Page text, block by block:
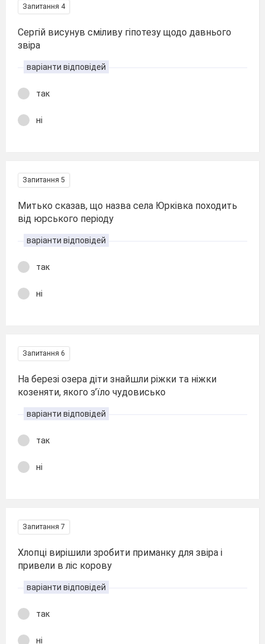
Запитання 4
Сергій висунув сміливу гіпотезу щодо давнього
звіра
варіанти відповідей
так
ні
Запитання 5
Митько сказав, що назва села Юрківка походить
від юрського періоду
варіанти відповідей
так
ні
Запитання 6
На березі озера діти знайшли ріжки та ніжки
козеняти, якого з’їло чудовисько
варіанти відповідей
так
ні
Запитання 7
Хлопці вирішили зробити приманку для звіра і
привели в ліс корову
варіанти відповідей
так
ні